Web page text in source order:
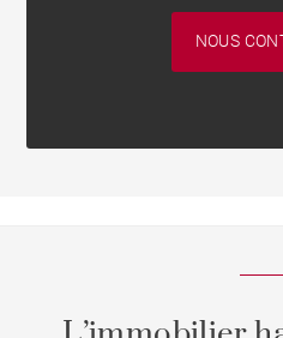
NOUS